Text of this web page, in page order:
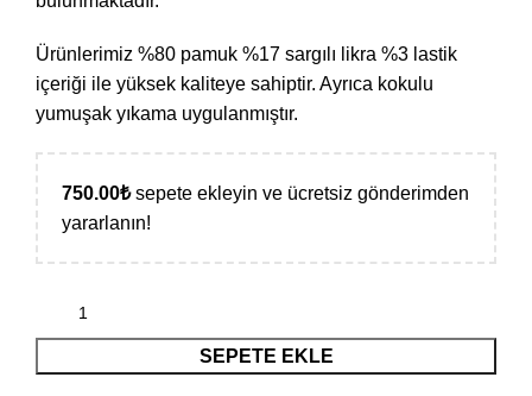
Ürünlerimiz %80 pamuk %17 sargılı likra %3 lastik
içeriği ile yüksek kaliteye sahiptir. Ayrıca kokulu
yumuşak yıkama uygulanmıştır.
750.00₺ sepete ekleyin ve ücretsiz gönderimden
yararlanın!
SEPETE EKLE